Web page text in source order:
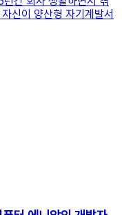
신이 양산형 자기계발서